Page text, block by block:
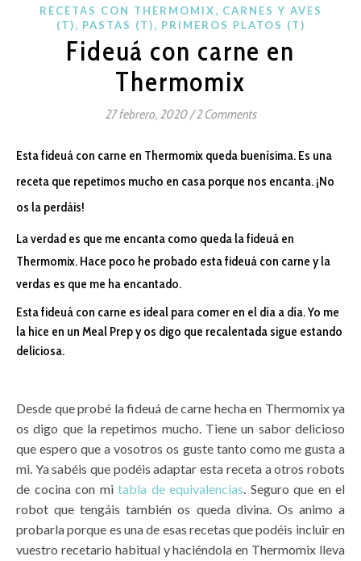
RECETAS CON THERMOMIX, CARNES Y AVES
(T), PASTAS (T), PRIMEROS PLATOS (T)
Fideuá con carne en
Thermomix
27 febrero, 2020/ 2 Comments
Esta fideuá con carne en Thermomix queda buenísima. Es una
receta que repetimos mucho en casa porque nos encanta. ¡No
os la perdáis!
La verdad es que me encanta como queda la fideuá en
Thermomix. Hace poco he probado esta fideuá con carne y la
verdas es que me ha encantado.
Esta fideuá con carne es ideal para comer en el día a día. Yo me
la hice en un Meal Prep y os digo que recalentada sigue estando
deliciosa.
Desde que probé la fideuá de carne hecha en Thermomix ya
os digo que la repetimos mucho. Tiene un sabor delicioso
que espero que a vosotros os guste tanto como me gusta a
mi. Ya sabéis que podéis adaptar esta receta a otros robots
de cocina con mi tabla de equivalencias. Seguro que en el
robot que tengáis también os queda divina. Os animo a
probarla porque es una de esas recetas que podéis incluir en
vuestro recetario habitual y haciéndola en Thermomix lleva